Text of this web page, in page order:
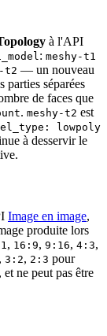
à l'API
: meshy-t1
t2 — un nouveau
parties séparées
de faces que
. meshy-t2 est
lowpoly
à desservir le
Image en image,
produite lors
, 16:9, 9:16, 4:3,
, 3:2, 2:3 pour
, et ne peut pas être